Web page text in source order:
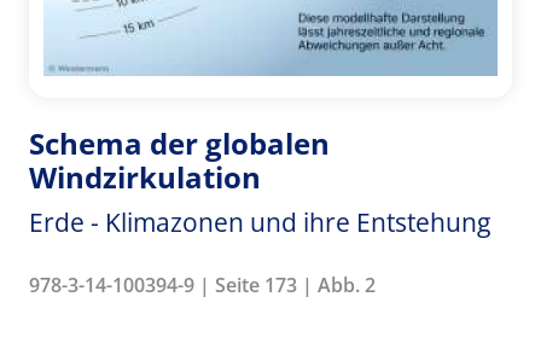
Schema der globalen
Windzirkulation
Erde - Klimazonen und ihre Entstehung
978-3-14-100394-9 | Seite 173 | Abb. 2